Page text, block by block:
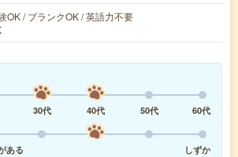
OK / ブランクOK / 英語力不要
30代 40代 50代
60代
ある
しずか